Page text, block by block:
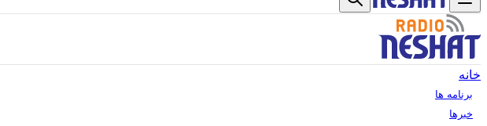
خانه
برنامه ها
خبرها